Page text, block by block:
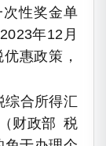
性奖金单
年12月
惠政策，
综合所得汇
财政部 税